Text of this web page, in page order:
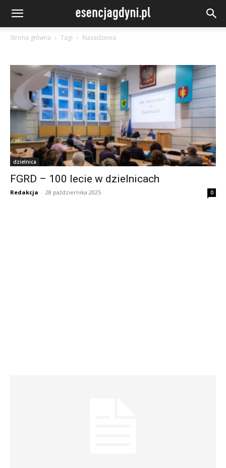
Strona główna Tagi Nasadzenia
dzielnica
FGRD – 100 lecie w dzielnicach
Redakcja - 28 października 2025 0